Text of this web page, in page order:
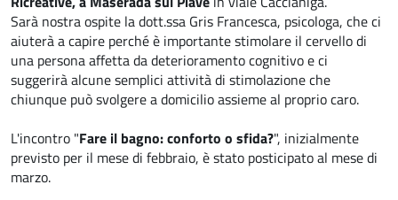
Sarà nostra ospite la dott.ssa Gris Francesca, psicologa, che ci
aiuterà a capire perché è importante stimolare il cervello di
una persona affetta da deterioramento cognitivo e ci
suggerirà alcune semplici attività di stimolazione che
chiunque può svolgere a domicilio assieme al proprio caro.
L'incontro "Fare il bagno: conforto o sfida?", inizialmente
previsto per il mese di febbraio, è stato posticipato al mese di
marzo.